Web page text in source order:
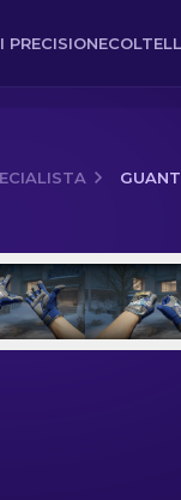
PRECISIONE